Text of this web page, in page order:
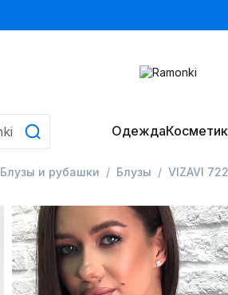
Одежда
Блузы и рубашки Блузы VIZAVI